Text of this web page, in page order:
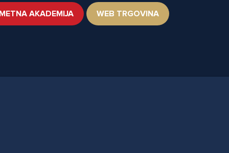
AKADEMIJA WEB TRGOVINA